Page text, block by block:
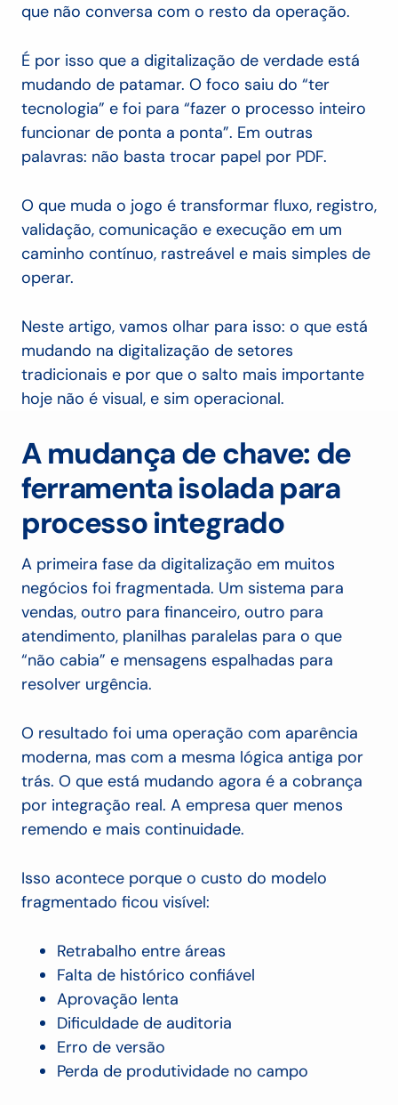
que não conversa com o resto da operação.
É por isso que a digitalização de verdade está
mudando de patamar. O foco saiu do “ter
tecnologia” e foi para “fazer o processo inteiro
funcionar de ponta a ponta”. Em outras
palavras: não basta trocar papel por PDF.
O que muda o jogo é transformar fluxo, registro,
validação, comunicação e execução em um
caminho contínuo, rastreável e mais simples de
operar.
Neste artigo, vamos olhar para isso: o que está
mudando na digitalização de setores
tradicionais e por que o salto mais importante
hoje não é visual, e sim operacional.
A mudança de chave: de
ferramenta isolada para
processo integrado
A primeira fase da digitalização em muitos
negócios foi fragmentada. Um sistema para
vendas, outro para financeiro, outro para
atendimento, planilhas paralelas para o que
“não cabia” e mensagens espalhadas para
resolver urgência.
O resultado foi uma operação com aparência
moderna, mas com a mesma lógica antiga por
trás. O que está mudando agora é a cobrança
por integração real. A empresa quer menos
remendo e mais continuidade.
Isso acontece porque o custo do modelo
fragmentado ficou visível:
Retrabalho entre áreas
Falta de histórico confiável
Aprovação lenta
Dificuldade de auditoria
Erro de versão
Perda de produtividade no campo